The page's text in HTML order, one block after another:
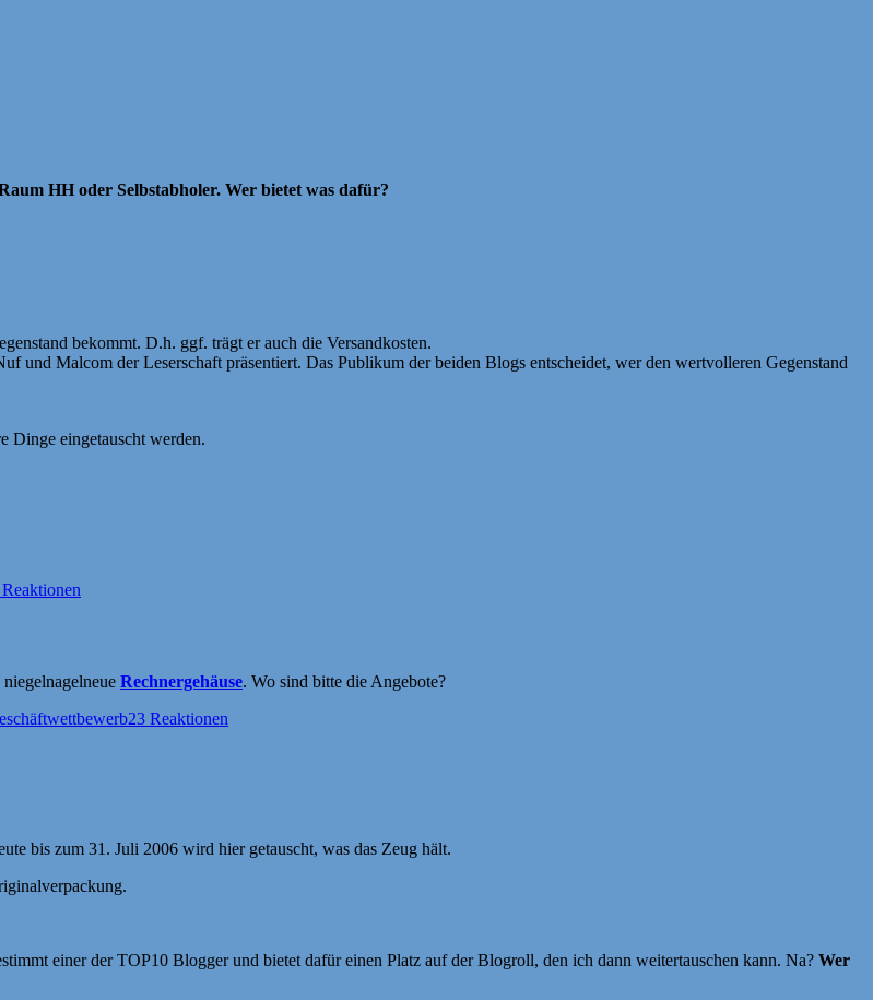
HH oder Selbstabholer. Wer bietet was dafür?
bekommt. D.h. ggf. trägt er auch die Versandkosten.
und Malcom der Leserschaft präsentiert. Das Publikum der beiden Blogs entscheidet, wer den wertvolleren Gegenstand
Dinge eingetauscht werden.
Rechnergehäuse. Wo sind bitte die Angebote?
23 Reaktionen
bis zum 31. Juli 2006 wird hier getauscht, was das Zeug hält.
einer der TOP10 Blogger und bietet dafür einen Platz auf der Blogroll, den ich dann weitertauschen kann. Na? Wer